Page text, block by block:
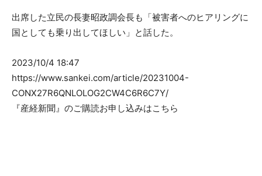
出席した立民の長妻昭政調会長も「被害者へのヒアリングに
国としても乗り出してほしい」と話した。
2023/10/4 18:47
https://www.sankei.com/article/20231004-
CONX27R6QNLOLOG2CW4C6R6C7Y/
『産経新聞』のご購読お申し込みはこちら